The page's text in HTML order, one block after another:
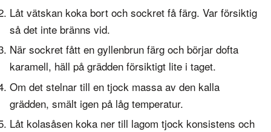
Låt vätskan koka bort och sockret få färg. Var försiktig
så det inte bränns vid.
När sockret fått en gyllenbrun färg och börjar dofta
karamell, häll på grädden försiktigt lite i taget.
Om det stelnar till en tjock massa av den kalla
grädden, smält igen på låg temperatur.
Låt kolasåsen koka ner till lagom tjock konsistens och